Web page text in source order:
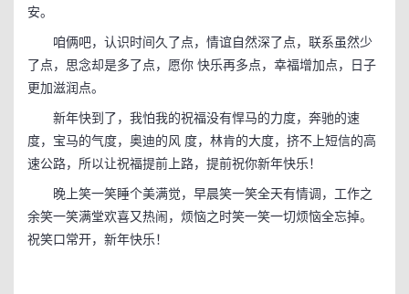
安。
咱俩吧，认识时间久了点，情谊自然深了点，联系虽然少
了点，思念却是多了点，愿你 快乐再多点，幸福增加点，日子
更加滋润点。
新年快到了，我怕我的祝福没有悍马的力度，奔驰的速
度，宝马的气度，奥迪的风 度，林肯的大度，挤不上短信的高
速公路，所以让祝福提前上路，提前祝你新年快乐！
晚上笑一笑睡个美满觉，早晨笑一笑全天有情调，工作之
余笑一笑满堂欢喜又热闹，烦恼之时笑一笑一切烦恼全忘掉。
祝笑口常开，新年快乐！